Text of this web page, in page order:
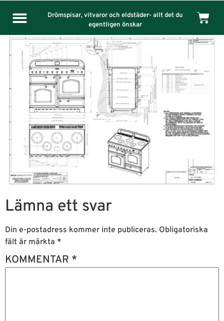
Drömspisar, vitvaror och eldstäder- allt det du
egentligen önskar
Lämna ett svar
Din e-postadress kommer inte publiceras. Obligatoriska
fält är märkta *
KOMMENTAR *